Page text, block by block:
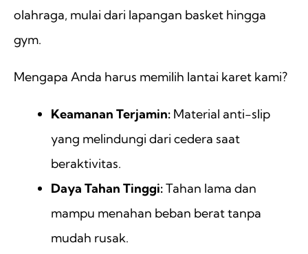
olahraga, mulai dari lapangan basket hingga
gym.
Mengapa Anda harus memilih lantai karet kami?
Keamanan Terjamin: Material anti-slip
yang melindungi dari cedera saat
beraktivitas.
Daya Tahan Tinggi:Tahan lama dan
mampu menahan beban berat tanpa
mudah rusak.